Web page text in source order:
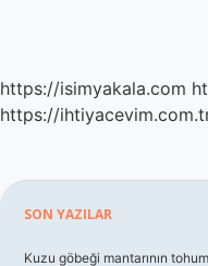
https://isimyakala.com
https://
Sidebar
SON YAZILAR
Kuzu göbeği mantarının